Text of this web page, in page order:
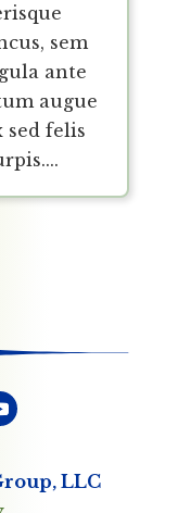
sem
ante
augue
sed felis
LLC